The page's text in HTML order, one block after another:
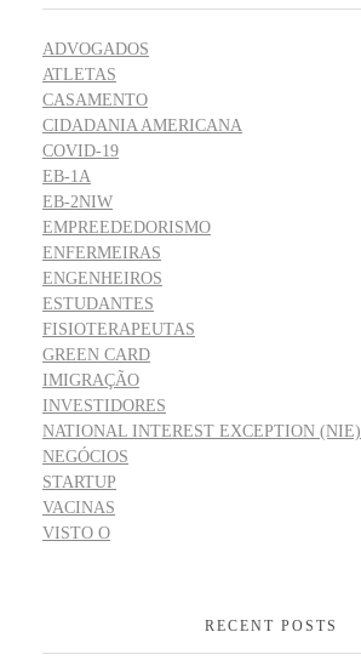
ADVOGADOS
ATLETAS
CASAMENTO
CIDADANIA AMERICANA
COVID-19
EB-1A
EB-2NIW
EMPREEDEDORISMO
ENFERMEIRAS
ENGENHEIROS
ESTUDANTES
FISIOTERAPEUTAS
GREEN CARD
IMIGRAÇÃO
INVESTIDORES
NATIONAL INTEREST EXCEPTION (NIE)
NEGÓCIOS
STARTUP
VACINAS
VISTO O
RECENT POSTS